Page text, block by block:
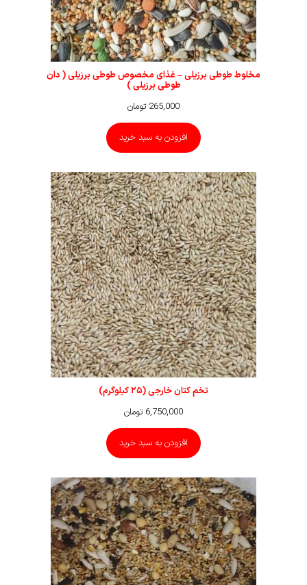
مخلوط طوطی برزیلی – غذای مخصوص طوطی برزیلی ( دان
طوطی برزیلی )
265,000 تومان
افزودن به سبد خرید
تخم کتان خارجی (۲۵ کیلوگرم)
6,750,000 تومان
افزودن به سبد خرید